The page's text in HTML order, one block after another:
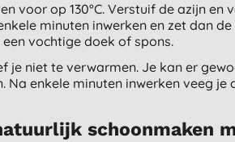
voor op 130°C. Verstuif de azijn en
minuten inwerken en zet dan
vochtige doek of spons.
je niet te verwarmen. Je kan er
Na enkele minuten inwerken veeg
schoonmaken